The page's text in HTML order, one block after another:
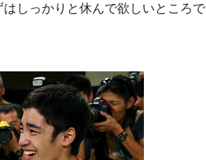
しっかりと休んで欲しいところで